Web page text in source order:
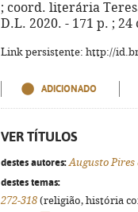
; coord. literária
D.L. 2020. - 171 p. ; 24
Link persistente: http://
ADICIONADO
VER TÍTULOS
destes autores: Augusto
destes temas:
272-318 (religião, história